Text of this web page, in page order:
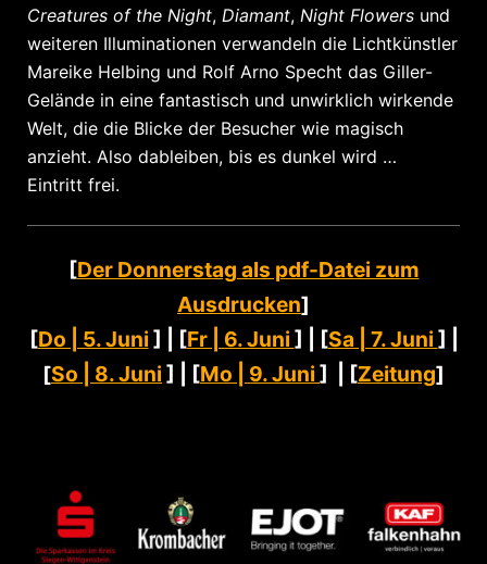
Creatures of the Night, Diamant, Night Flowers und
weiteren Illuminationen verwandeln die Lichtkünstler
Mareike Helbing und Rolf Arno Specht das Giller-
Gelände in eine fantastisch und unwirklich wirkende
Welt, die die Blicke der Besucher wie magisch
anzieht. Also dableiben, bis es dunkel wird …
Eintritt frei.
[Der Donnerstag als pdf-Datei zum
Ausdrucken]
[Do | 5. Juni ] | [Fr | 6. Juni ] | [Sa | 7. Juni ] |
[So | 8. Juni ] | [Mo | 9. Juni ] | [Zeitung]